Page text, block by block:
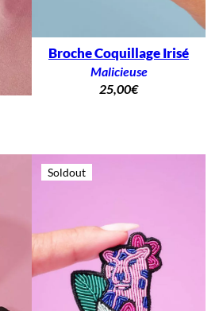
Broche Coquillage Irisé
Malicieuse
25,00€
Soldout